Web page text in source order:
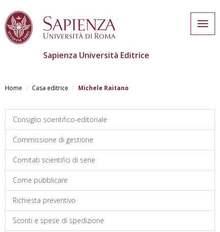
contenuto
Sapienza Università Editrice
Home Casa editrice Michele Raitano
Consiglio scientifico-editoriale
Commissione di gestione
Comitati scientifici di serie
Come pubblicare
Richiesta preventivo
Sconti e spese di spedizione